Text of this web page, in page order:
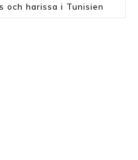
och harissa i Tunisien